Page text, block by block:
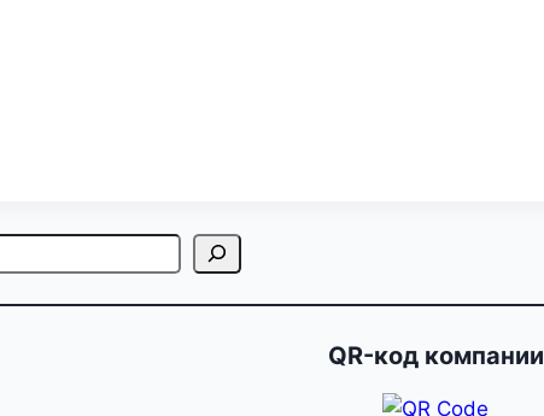
QR-код компании